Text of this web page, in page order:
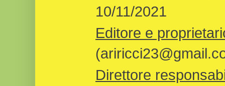
10/11/2021
Editore e
Direttore